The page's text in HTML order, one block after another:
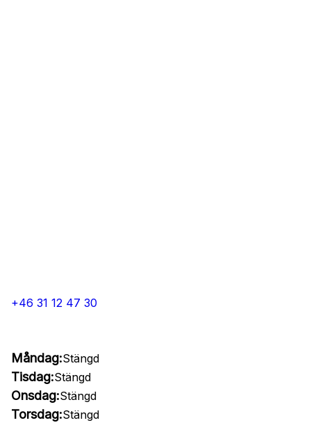
+46 31 12 47 30
Måndag:Stängd
Tisdag:Stängd
Onsdag:Stängd
Torsdag:Stängd